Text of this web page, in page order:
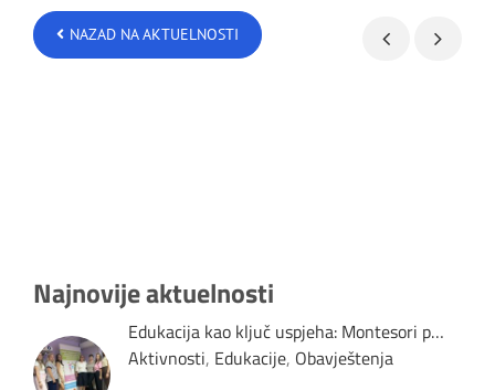
NAZAD NA AKTUELNOSTI
Najnovije aktuelnosti
Edukacija kao ključ uspjeha: Montesori p…
Aktivnosti, Edukacije, Obavještenja